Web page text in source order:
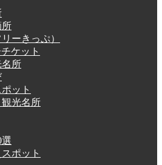
所
ーきっぷ）
ケット
名所
ット
光名所
ポット